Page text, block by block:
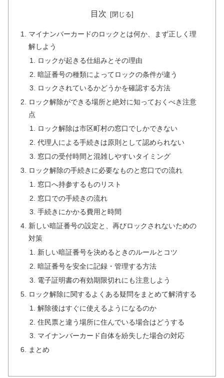
目次
マイナンバーカードのロックとは何か、まず正しく理
解しよう
ロックが起きる仕組みとその理由
暗証番号の種類によってロックの条件が違う
ロックされているかどうかを確認する方法
ロック解除ができる場所と絶対に知っておくべき注意
点
ロック解除は市区町村の窓口でしかできない
代理人による手続きは原則として認められない
窓口の受付時間と混雑しやすいタイミング
ロック解除の手続きに必要なものと窓口での流れ
窓口へ持参するものリスト
窓口での手続きの流れ
手続きにかかる費用と時間
新しい暗証番号の設定と、再びロックされないための
対策
新しい暗証番号を決めるときのルールとコツ
暗証番号を安全に記録・管理する方法
電子証明書の有効期限切れにも注意しよう
ロック解除に関するよくある疑問をまとめて解消する
解除後はすぐに使えるようになるのか
住民票と違う場所に住んでいる場合はどうする
マイナンバーカード自体を紛失した場合の対応
まとめ